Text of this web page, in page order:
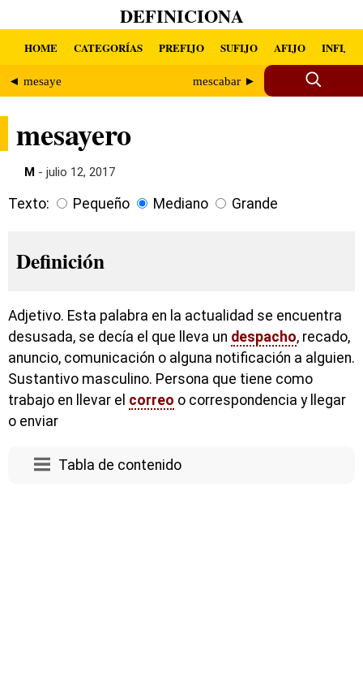
DEFINICIONA
HOME CATEGORÍAS PREFIJO SUFIJO AFIJO INFIJO
◄ mesaye mescabar ►
mesayero
M - julio 12, 2017
Texto: Pequeño Mediano Grande
Definición
Adjetivo. Esta palabra en la actualidad se encuentra
desusada, se decía el que lleva un despacho, recado,
anuncio, comunicación o alguna notificación a alguien.
Sustantivo masculino. Persona que tiene como
trabajo en llevar el correo o correspondencia y llegar
o enviar
Tabla de contenido